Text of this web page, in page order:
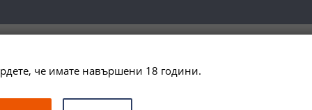
ЗА ПОДАРЪК ПРОМО СПЕЦИАЛНИ ПРЕДЛОЖЕНИЯ
че имате навършени 18 години.